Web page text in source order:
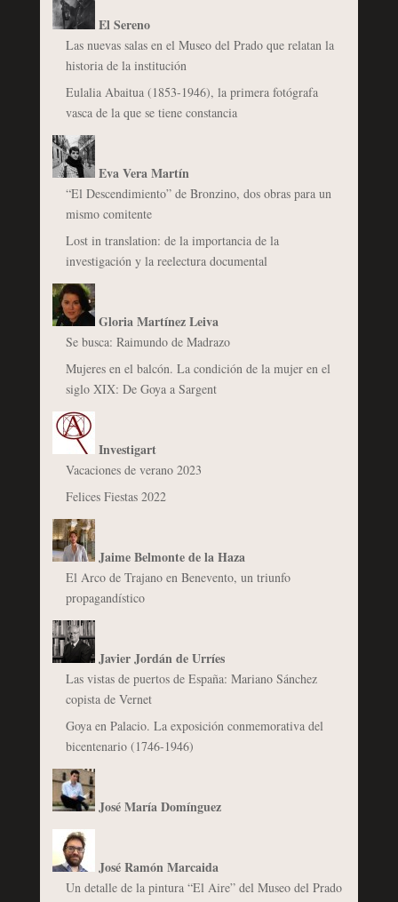
El Sereno
Las nuevas salas en el Museo del Prado que relatan la
historia de la institución
Eulalia Abaitua (1853-1946), la primera fotógrafa
vasca de la que se tiene constancia
Eva Vera Martín
“El Descendimiento” de Bronzino, dos obras para un
mismo comitente
Lost in translation: de la importancia de la
investigación y la reelectura documental
Gloria Martínez Leiva
Se busca: Raimundo de Madrazo
Mujeres en el balcón. La condición de la mujer en el
siglo XIX: De Goya a Sargent
Investigart
Vacaciones de verano 2023
Felices Fiestas 2022
Jaime Belmonte de la Haza
El Arco de Trajano en Benevento, un triunfo
propagandístico
Javier Jordán de Urríes
Las vistas de puertos de España: Mariano Sánchez
copista de Vernet
Goya en Palacio. La exposición conmemorativa del
bicentenario (1746-1946)
José María Domínguez
José Ramón Marcaida
Un detalle de la pintura “El Aire” del Museo del Prado